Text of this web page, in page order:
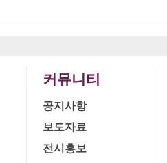
커뮤니티
공지사항
보도자료
전시홍보